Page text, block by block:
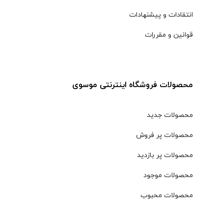
انتقادات و پیشنهادات
قوانین و مقررات
محصولات فروشگاه اینترنتی موسوی
محصولات جدید
محصولات پر فروش
محصولات پر بازدید
محصولات موجود
محصولات محبوب